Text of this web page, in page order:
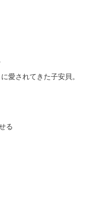
愛されてきた子安貝。
る